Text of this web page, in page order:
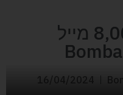
מסביב לעולם ב-8,000 מייל
16/04/2024